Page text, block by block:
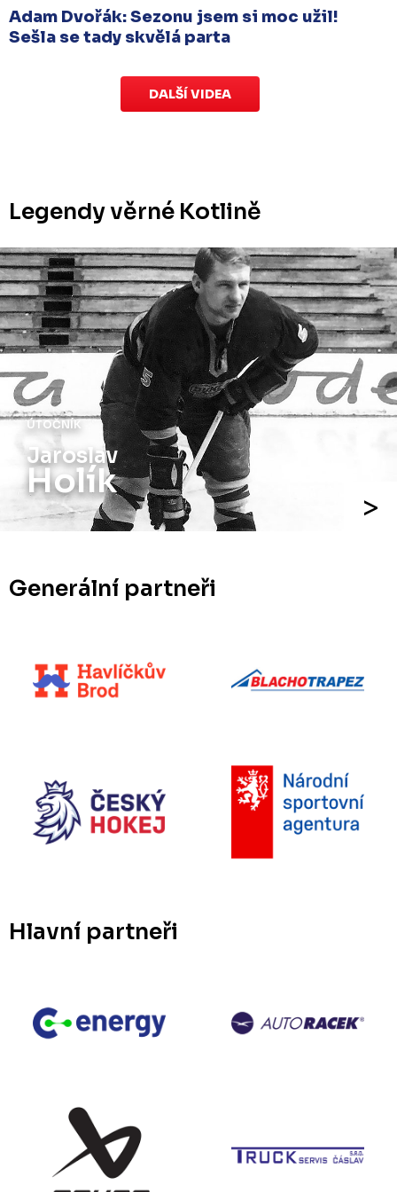
Adam Dvořák: Sezonu jsem si moc užil!
Sešla se tady skvělá parta
DALŠÍ VIDEA
Legendy věrné Kotlině
ÚTOČNÍK
Jaroslav
Holík
Generální partneři
Hlavní partneři